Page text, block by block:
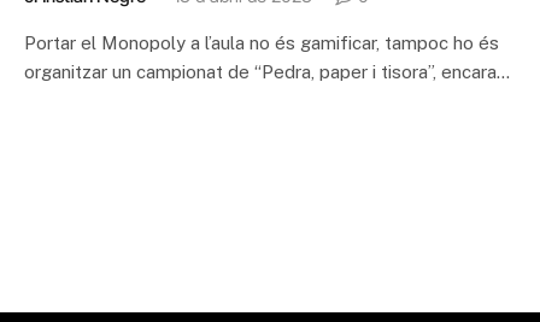
Portar el Monopoly a l’aula no és gamificar, tampoc ho és
organitzar un campionat de “Pedra, paper i tisora”, encara…